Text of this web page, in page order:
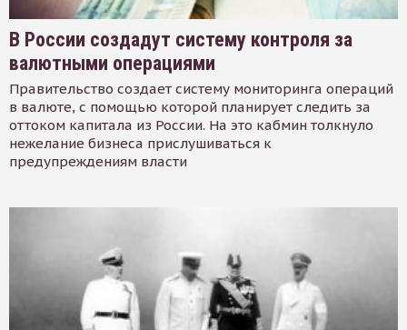
В России создадут систему контроля за
валютными операциями
Правительство создает систему мониторинга операций
в валюте, с помощью которой планирует следить за
оттоком капитала из России. На это кабмин толкнуло
нежелание бизнеса прислушиваться к
предупреждениям власти